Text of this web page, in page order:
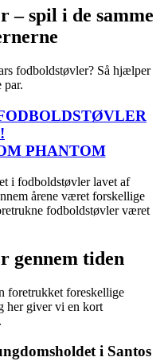
– spil i de samme
fodboldstøvler? Så hjælper
par.
PHANTOM
i fodboldstøvler lavet af
årene været forskellige
fodboldstøvler været
gennem tiden
foretrukket foreskellige
her giver vi en kort
i Santos